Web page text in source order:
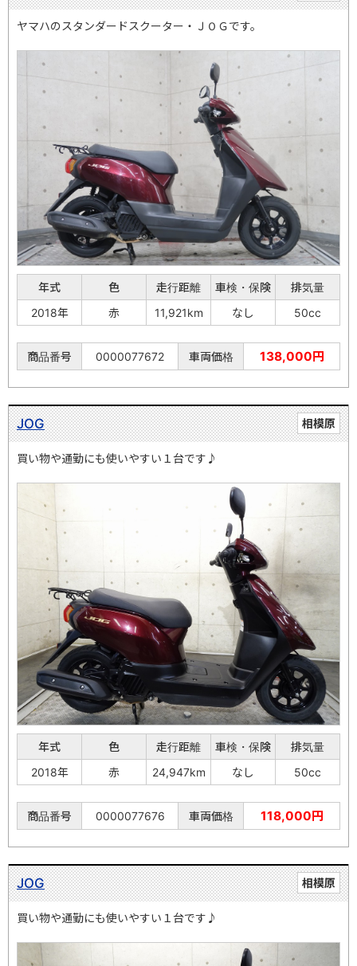
ヤマハのスタンダードスクーター・ＪＯＧです。
年式 色 走行距離 車検・保険
排気量
2018年
赤 11,921km なし 50cc
商品番号 0000077672 車両価格 138,000円
相模原
JOG
買い物や通勤にも使いやすい１台です♪
年式 色 走行距離 車検・保険
排気量
2018年
赤 24,947km なし 50cc
商品番号 0000077676 車両価格 118,000円
相模原
JOG
買い物や通勤にも使いやすい１台です♪